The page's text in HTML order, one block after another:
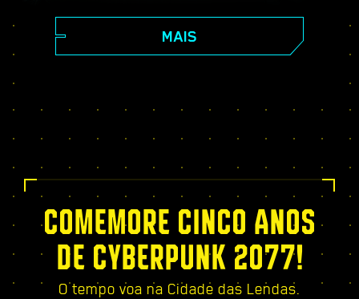
pulsante cheia de reviravoltas e escolhas
importantes, fortaleça-se com a árvore de
serviços emocionantes — e muito mais!
MAIS
COMEMORE CINCO ANOS
DE CYBERPUNK 2077!
O tempo voa na Cidade das Lendas.